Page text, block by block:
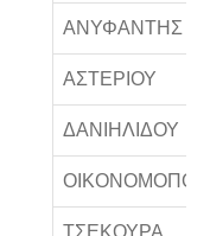
ΑΝΥΦΑΝΤΗΣ
ΑΣΤΕΡΙΟΥ
ΔΑΝΙΗΛΙΔΟΥ